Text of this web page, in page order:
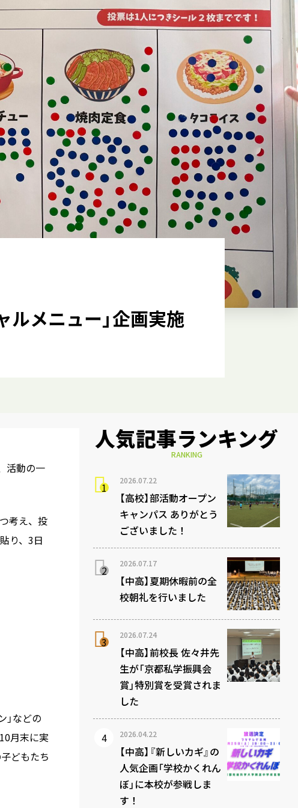
ルメニュー」企画実施
活動の一
考え、投
り、3日
」などの
月末に実
どもたち
人気記事ランキング
RANKING
2026.07.22
【高校】部活動オープン
キャンパス ありがとう
ございました！
2026.07.17
【中高】夏期休暇前の全
校朝礼を行いました
2026.07.24
【中高】前校長 佐々井先
生が「京都私学振興会
賞」特別賞を受賞されま
した
2026.04.22
【中高】『新しいカギ』の
人気企画「学校かくれん
ぼ」に本校が参戦しま
す！